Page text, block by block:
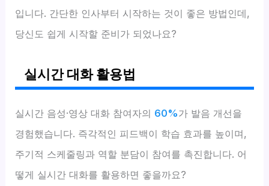
입니다. 간단한 인사부터 시작하는 것이 좋은 방법인데,
당신도 쉽게 시작할 준비가 되었나요?
실시간 대화 활용법
실시간 음성·영상 대화 참여자의 60%가 발음 개선을
경험했습니다. 즉각적인 피드백이 학습 효과를 높이며,
주기적 스케줄링과 역할 분담이 참여를 촉진합니다. 어
떻게 실시간 대화를 활용하면 좋을까요?